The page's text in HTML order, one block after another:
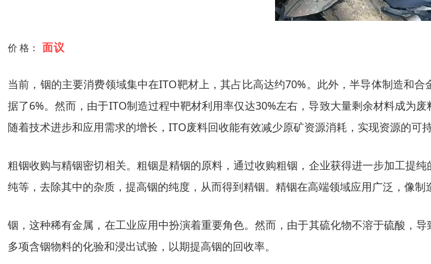
价 格： 面议
当前，铟的主要消费领域集中在ITO靶材上，其占比高达约70%。此外，半导体制造和
据了6%。然而，由于ITO制造过程中靶材利用率仅达30%左右，导致大量剩余材料成为
随着技术进步和应用需求的增长，ITO废料回收能有效减少原矿资源消耗，实现资源的可持
粗铟收购与精铟密切相关。粗铟是精铟的原料，通过收购粗铟，企业获得进一步加工提
纯等，去除其中的杂质，提高铟的纯度，从而得到精铟。精铟在高端领域应用广泛，像制
铟，这种稀有金属，在工业应用中扮演着重要角色。然而，由于其硫化物不溶于硫酸，
多项含铟物料的化验和浸出试验，以期提高铟的回收率。